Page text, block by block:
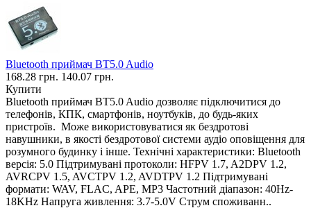
Bluetooth приймач BT5.0 Audio
168.28 грн. 140.07 грн.
Купити
Bluetooth приймач BT5.0 Audio дозволяє підключитися до
телефонів, КПК, смартфонів, ноутбуків, до будь-яких
пристроїв. Може використовуватися як бездротові
навушники, в якості бездротової системи аудіо оповіщення для
розумного будинку і інше. Технічні характеристики: Bluetooth
версія: 5.0 Підтримувані протоколи: HFPV 1.7, A2DPV 1.2,
AVRCPV 1.5, AVCTPV 1.2, AVDTPV 1.2 Підтримувані
формати: WAV, FLAC, APE, MP3 Частотний діапазон: 40Hz-
18KHz Напруга живлення: 3.7-5.0V Струм споживанн..